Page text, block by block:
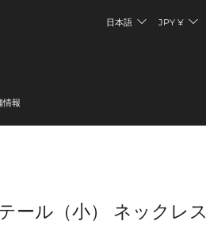
情報
日本語 JPY ¥
ール（小） ネックレス